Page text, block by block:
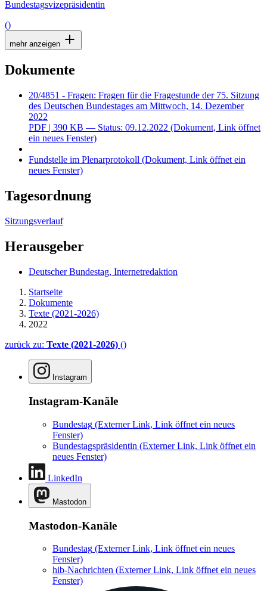
Bundestagsvizepräsidentin
()
mehr anzeigen
Dokumente
20/4851 - Fragen: Fragen für die Fragestunde der 75. Sitzung
des Deutschen Bundestages am Mittwoch, 14. Dezember
2022
PDF | 390 KB — Status: 09.12.2022 (Dokument, Link öffnet
ein neues Fenster)
Fundstelle im Plenarprotokoll (Dokument, Link öffnet ein
neues Fenster)
Tagesordnung
Sitzungsverlauf
Herausgeber
Deutscher Bundestag, Internetredaktion
Startseite
Dokumente
Texte (2021-2026)
2022
zurück zu: Texte (2021-2026) ()
Instagram
Instagram-Kanäle
Bundestag (Externer Link, Link öffnet ein neues
Fenster)
Bundestagspräsidentin (Externer Link, Link öffnet ein
neues Fenster)
LinkedIn
Mastodon
Mastodon-Kanäle
Bundestag (Externer Link, Link öffnet ein neues
Fenster)
hib-Nachrichten (Externer Link, Link öffnet ein neues
Fenster)